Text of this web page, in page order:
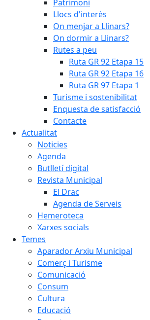
Patrimoni
Llocs d'interès
On menjar a Llinars?
On dormir a Llinars?
Rutes a peu
Ruta GR 92 Etapa 15
Ruta GR 92 Etapa 16
Ruta GR 97 Etapa 1
Turisme i sostenibilitat
Enquesta de satisfacció
Contacte
Actualitat
Noticies
Agenda
Butlletí digital
Revista Municipal
El Drac
Agenda de Serveis
Hemeroteca
Xarxes socials
Temes
Aparador Arxiu Municipal
Comerç i Turisme
Comunicació
Consum
Cultura
Educació